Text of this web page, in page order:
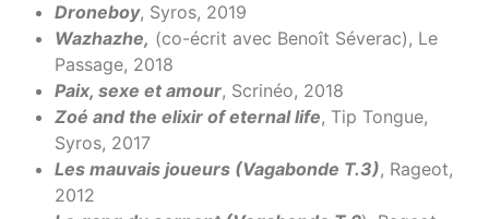
Droneboy, Syros, 2019
Wazhazhe, (co-écrit avec Benoît Séverac), Le
Passage, 2018
Paix, sexe et amour, Scrinéo, 2018
Zoé and the elixir of eternal life, Tip Tongue,
Syros, 2017
Les mauvais joueurs (Vagabonde T.3), Rageot,
2012